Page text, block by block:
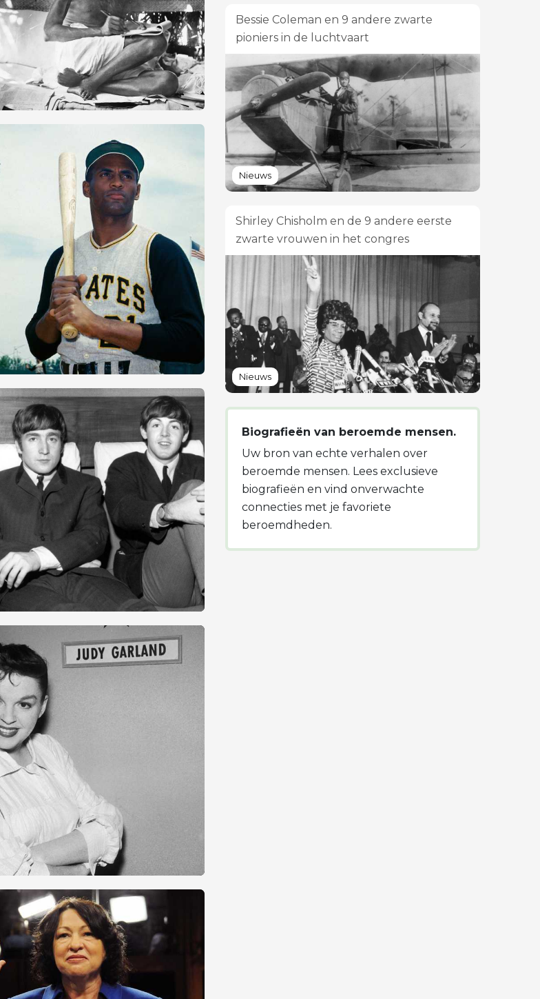
Bessie Coleman en 9 andere zwarte
pioniers in de luchtvaart
Nieuws
Shirley Chisholm en de 9 andere eerste
zwarte vrouwen in het congres
Nieuws
Biografieën van beroemde mensen.
Uw bron van echte verhalen over
beroemde mensen. Lees exclusieve
biografieën en vind onverwachte
connecties met je favoriete
beroemdheden.